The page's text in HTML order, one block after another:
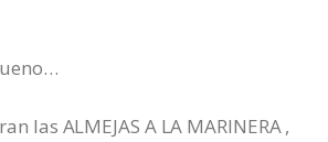
las ALMEJAS A LA MARINERA ,